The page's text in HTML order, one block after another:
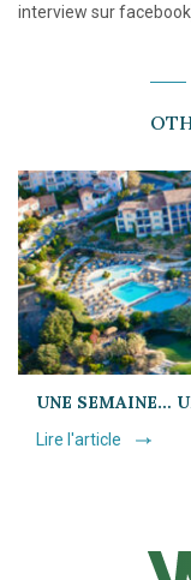
interview sur
UNE SEMAINE…
Lire l'article